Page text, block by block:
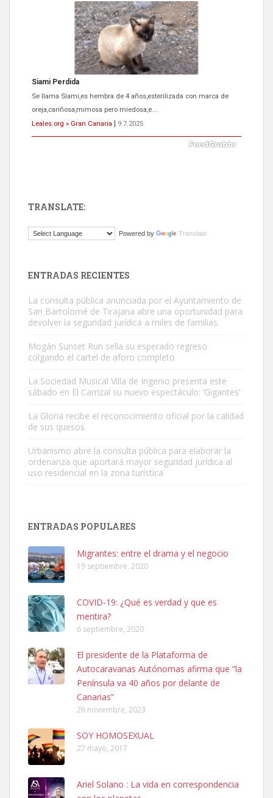
Siami Perdida
Se llama Siami,es hembra de 4 años,esterilizada con marca de
oreja,cariñosa,mimosa pero miedosa,e...
Leales.org » Gran Canaria
9.7.2025
El ayuntamiento se va a llevar a Los Gatos callejeros de la zona los
Gato manso encontrado
Este gato macho ha aparecido en la calle hace menos de un mes,
es muy manso y extremadamente cari...
Leales.org » Gran Canaria
SHIBA PERDIDO AVDA JOSE MESA Y LOPEZ
PERRO MACHO RAZA SHIBA CON MICROCHIP PERDIDO HOY
06/07/2025 ZONA MESA Y LOPEZ. ES MUY ASUSTADIZO
Leales.org » Gran Canaria
6.7.2025
Ninfa perdida
TRANSLATE:
Powered by Translate
ENTRADAS RECIENTES
La consulta pública anunciada por el Ayuntamiento de
San Bartolomé de Tirajana abre una oportunidad para
devolver la seguridad jurídica a miles de familias.
Mogán Sunset Run sella su esperado regreso
colgando el cartel de aforo completo
La Sociedad Musical Villa de Ingenio presenta este
sábado en El Carrizal su nuevo espectáculo: ‘Gigantes’
La Gloria recibe el reconocimiento oficial por la calidad
de sus quesos
Urbanismo abre la consulta pública para elaborar la
ordenanza que aportará mayor seguridad jurídica al
uso residencial en la zona turística
ENTRADAS POPULARES
Migrantes: entre el drama y el negocio
19 septiembre, 2020
COVID-19: ¿Qué es verdad y que es
mentira?
6 septiembre, 2020
El presidente de la Plataforma de
Autocaravanas Autónomas afirma que “la
Península va 40 años por delante de
Canarias”
26 noviembre, 2023
SOY HOMOSEXUAL
27 mayo, 2017
Ariel Solano : La vida en correspondencia